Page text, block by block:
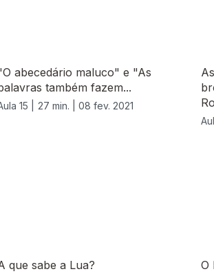
abecedário maluco" e "As
também fazem...
15 | 27 min. | 08 fev. 2021
que sabe a Lua? O